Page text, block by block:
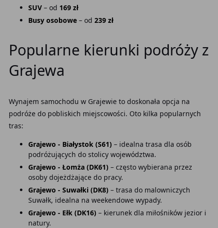
SUV– od 169 zł
Busy osobowe– od 239 zł
Popularne kierunki podróży z
Grajewa
Wynajem samochodu w Grajewie to doskonała opcja na
podróże do pobliskich miejscowości. Oto kilka popularnych
tras:
Grajewo - Białystok (S61)– idealna trasa dla osób
podróżujących do stolicy województwa.
Grajewo - Łomża (DK61)– często wybierana przez
osoby dojeżdżające do pracy.
Grajewo - Suwałki (DK8)– trasa do malowniczych
Suwałk, idealna na weekendowe wypady.
Grajewo - Ełk (DK16)– kierunek dla miłośników jezior i
natury.